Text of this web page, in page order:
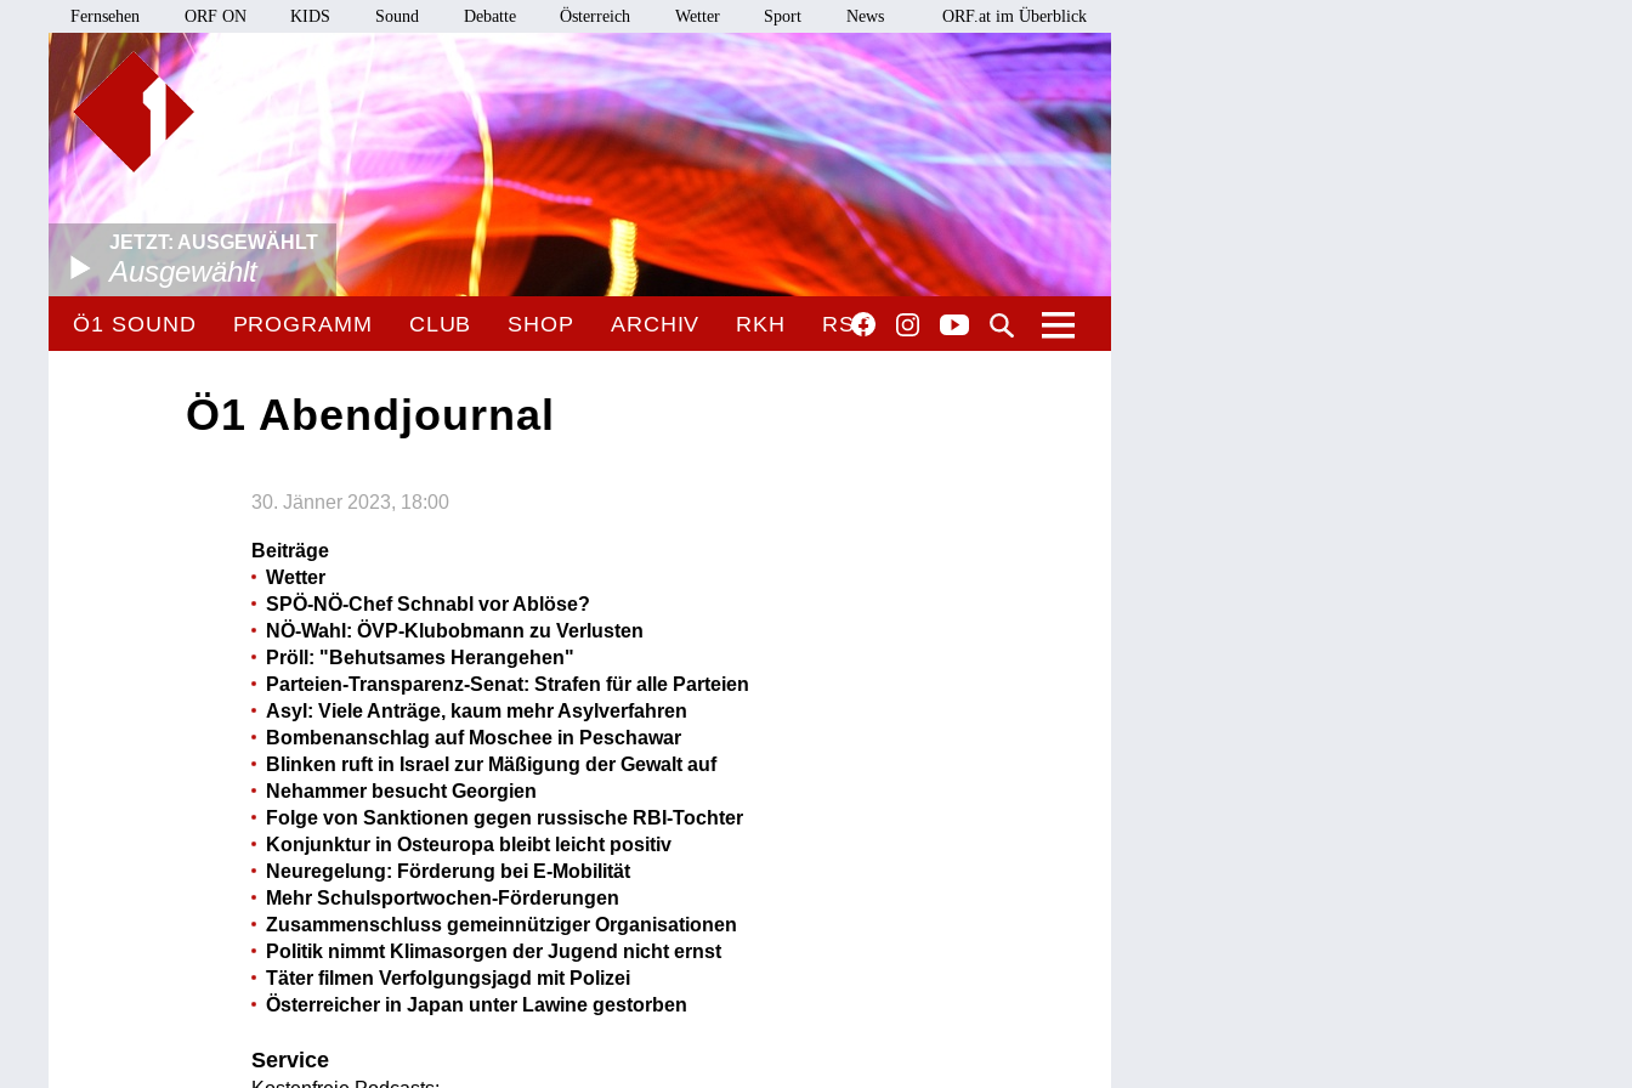
Fernsehen ORF ON KIDS Sound Debatte Österreich Wetter Sport News ORF.at im Überblick
JETZT: AUSGEWÄHLT
Ausgewählt
Ö1 SOUND PROGRAMM CLUB SHOP ARCHIV RKH RSO
Ö1 Abendjournal
30. Jänner 2023, 18:00
Beiträge
Wetter
SPÖ-NÖ-Chef Schnabl vor Ablöse?
NÖ-Wahl: ÖVP-Klubobmann zu Verlusten
Pröll: "Behutsames Herangehen"
Parteien-Transparenz-Senat: Strafen für alle Parteien
Asyl: Viele Anträge, kaum mehr Asylverfahren
Bombenanschlag auf Moschee in Peschawar
Blinken ruft in Israel zur Mäßigung der Gewalt auf
Nehammer besucht Georgien
Folge von Sanktionen gegen russische RBI-Tochter
Konjunktur in Osteuropa bleibt leicht positiv
Neuregelung: Förderung bei E-Mobilität
Mehr Schulsportwochen-Förderungen
Zusammenschluss gemeinnütziger Organisationen
Politik nimmt Klimasorgen der Jugend nicht ernst
Täter filmen Verfolgungsjagd mit Polizei
Österreicher in Japan unter Lawine gestorben
Service